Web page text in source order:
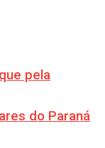
pela
do Paraná